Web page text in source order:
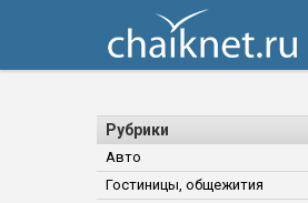
Рубрики
Авто
Гостиницы, общежития